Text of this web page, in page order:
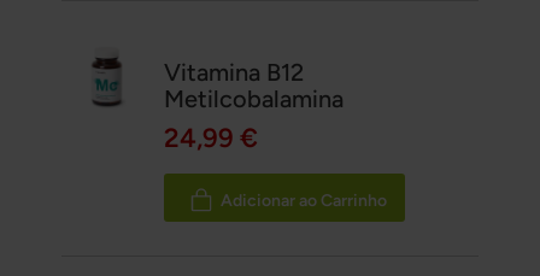
Vitamina B12
Metilcobalamina
24,99 €
Adicionar ao Carrinho